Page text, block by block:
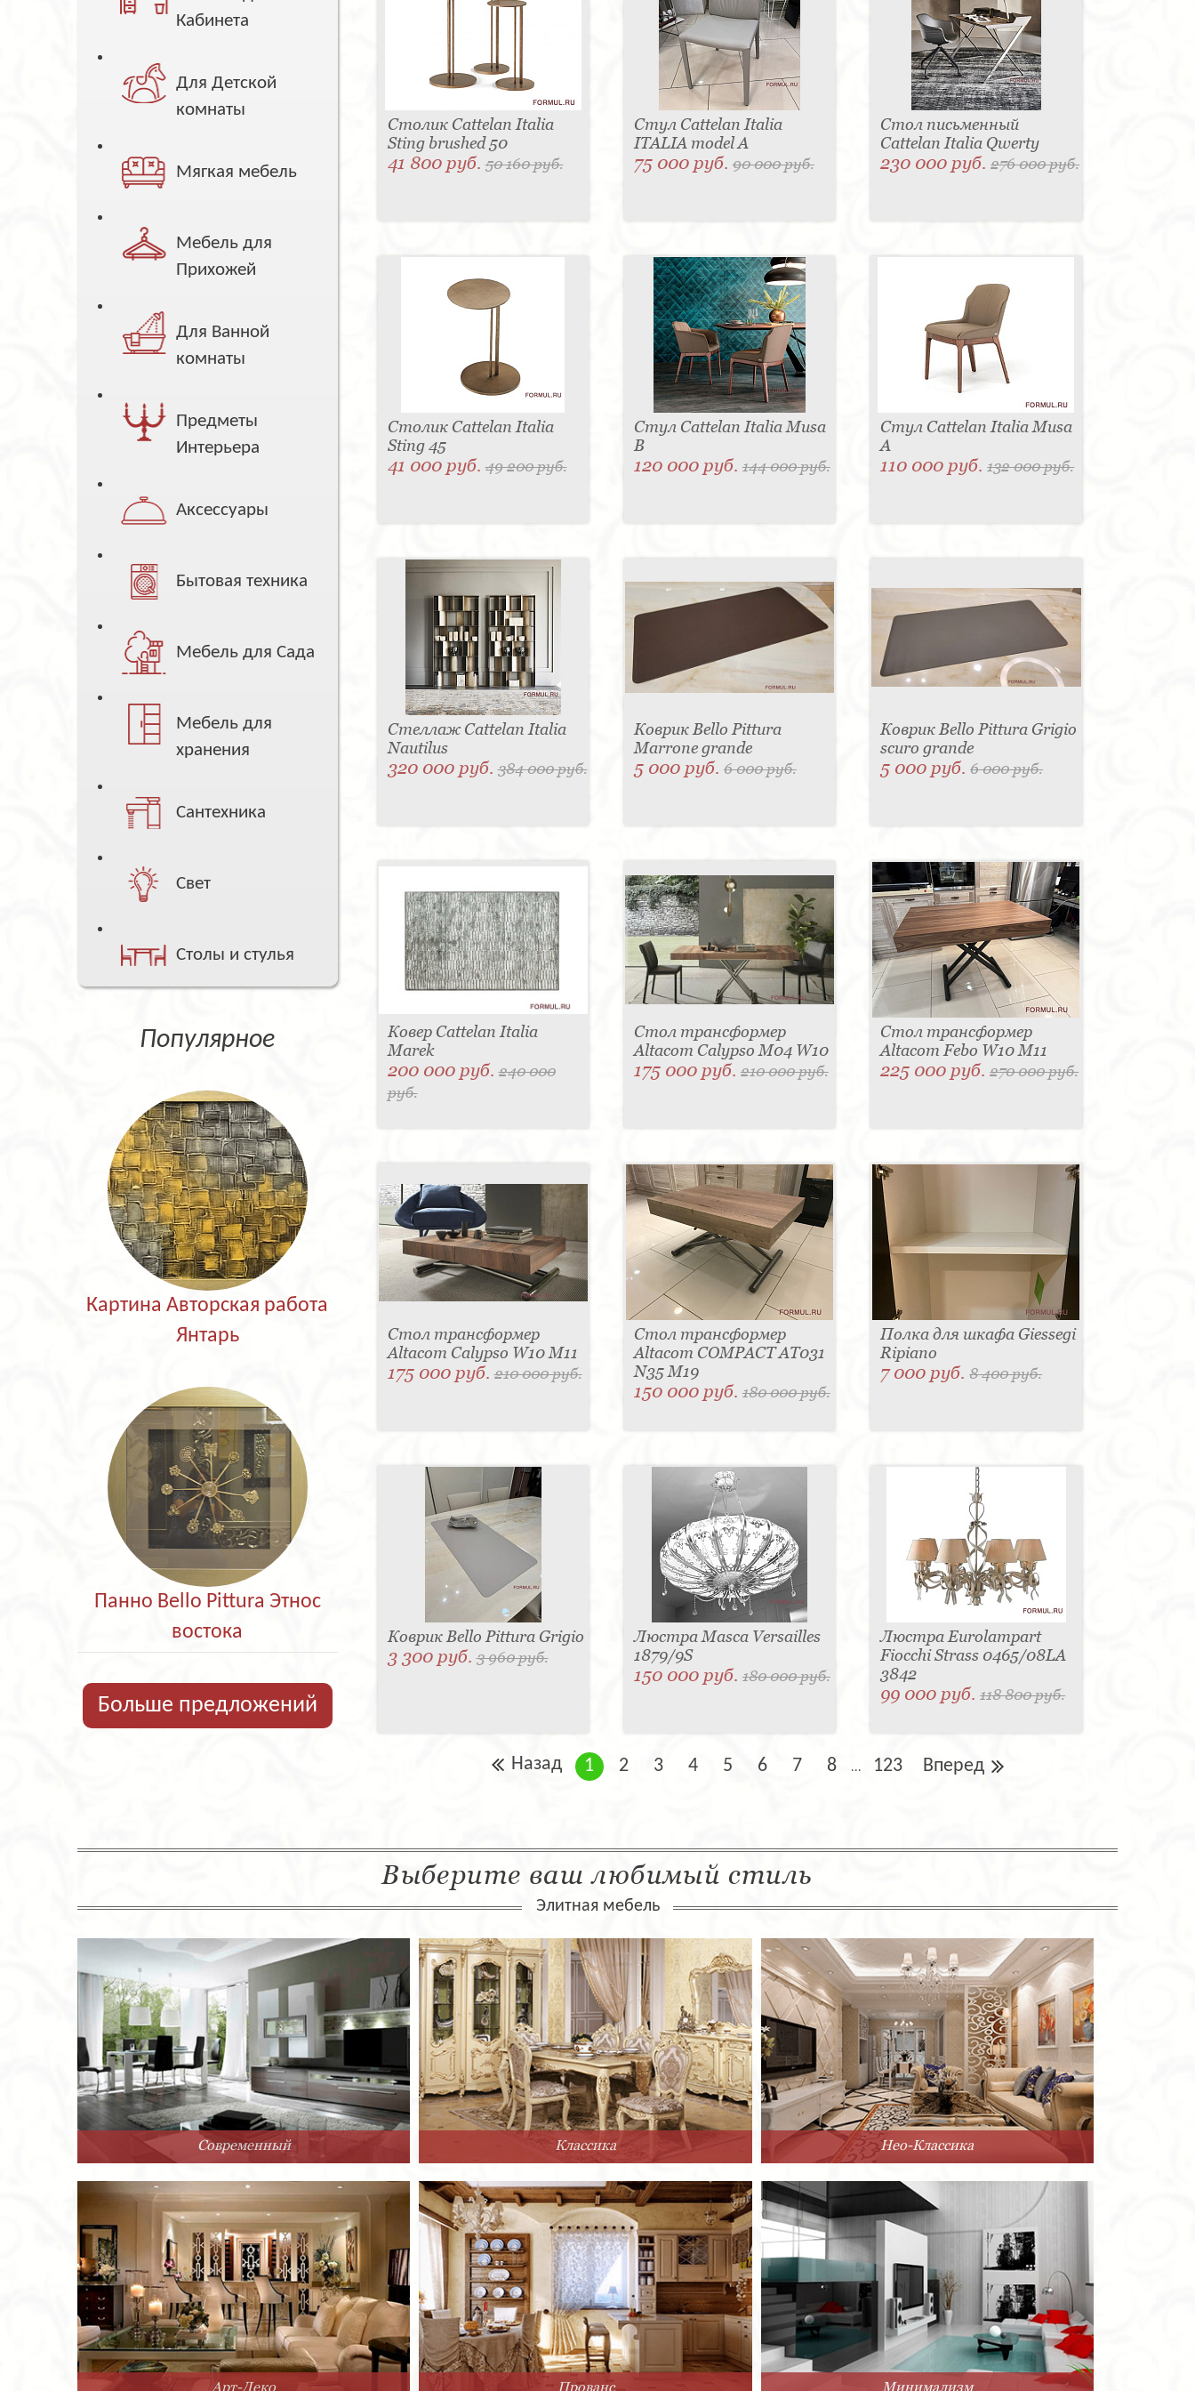
Кабинета
Для Детской
комнаты
Мягкая мебель
Мебель для
Прихожей
Для Ванной
комнаты
Предметы
Интерьера
Аксессуары
Бытовая техника
Мебель для Сада
Мебель для
хранения
Сантехника
Свет
Столы и стулья
Популярное
Картина Авторская работа
Янтарь
Панно Bello Pittura Этнос
востока
Больше предложений
Столик Cattelan Italia
Sting brushed 50
41 800 руб.50 160 руб.
Стул Cattelan Italia
ITALIA model A
75 000 руб. 90 000 руб.
Стол письменный
Cattelan Italia Qwerty
230 000 руб.276 000 руб.
Столик Cattelan Italia
Sting 45
41 000 руб.49 200 руб.
Стул Cattelan Italia Musa
B
120 000 руб. 144 000 руб.
Стул Cattelan Italia Musa
A
110 000 руб.132 000 руб.
Стеллаж Cattelan Italia
Nautilus
320 000 руб.384 000 руб.
Коврик Bello Pittura
Marrone grande
5 000 руб. 6 000 руб.
Коврик Bello Pittura Grigio
scuro grande
5 000 руб.6 000 руб.
Ковер Cattelan Italia
Marek
200 000 руб.240 000
руб.
Стол трансформер
Altacom Calypso M04 W10
175 000 руб. 210 000 руб.
Стол трансформер
Altacom Febo W10 M11
225 000 руб.270 000 руб.
Стол трансформер
Altacom Calypso W10 M11
175 000 руб.210 000 руб.
Стол трансформер
Altacom COMPACT AT031
N35 M19
150 000 руб. 180 000 руб.
Полка для шкафа Giessegi
Ripiano
7 000 руб.8 400 руб.
Коврик Bello Pittura Grigio
3 300 руб.3 960 руб.
Люстра Masca Versailles
1879/9S
150 000 руб. 180 000 руб.
Люстра Eurolampart
Fiocchi Strass 0465/08LA
3842
99 000 руб.118 800 руб.
Назад 1 2 3 4 5 6 7 8 ... 123 Вперед
Выберите ваш любимый стиль
Элитная мебель
Современный Классика Нео-Классика
Арт-Деко Прованс Минимализм